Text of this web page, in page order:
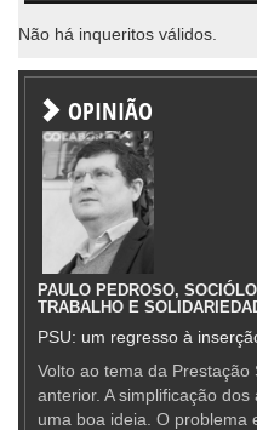
Não há inqueritos válidos.
OPINIÃO
PAULO PEDROSO,
TRABALHO E
PSU: um regresso à
Volto ao tema da
anterior. A simplificação dos
uma boa ideia. O problema